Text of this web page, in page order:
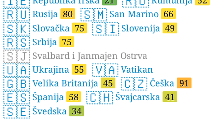
🇷🇺 Rusija 80 🇸🇲 San Marino 66
🇸🇰 Slovačka 75 🇸🇮 Slovenija 49
🇷🇸 Srbija 75
🇸🇯 Svalbard i Janmajen Ostrva
🇺🇦 Ukrajina 55 🇻🇦 Vatikan
🇬🇧 Velika Britanija 45 🇨🇿 Češka 91
🇪🇸 Španija 58 🇨🇭 Švajcarska 41
🇸🇪 Švedska 34